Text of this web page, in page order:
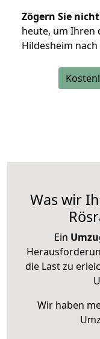
Zögern Sie nicht
heute, um Ihren
Hildesheim
Was wir
Ein
die Last zu
Wir haben